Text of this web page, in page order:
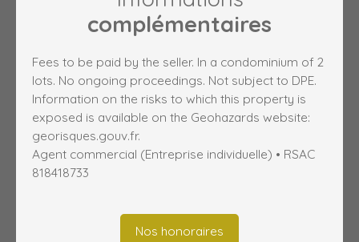
complémentaires
Fees to be paid by the seller. In a condominium of 2
lots. No ongoing proceedings. Not subject to DPE.
Information on the risks to which this property is
exposed is available on the Geohazards website:
georisques.gouv.fr.
Agent commercial (Entreprise individuelle) • RSAC
818418733
Nos honoraires